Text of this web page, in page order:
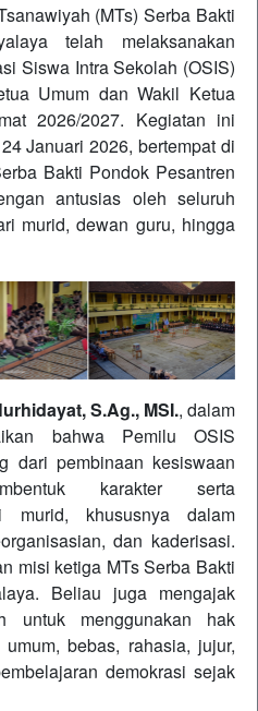
(MTs) Serba Bakti
telah melaksanakan
Siswa Intra Sekolah (OSIS)
Umum dan Wakil Ketua
2026/2027. Kegiatan ini
Januari 2026, bertempat di
Bakti Pondok Pesantren
antusias oleh seluruh
murid, dewan guru, hingga
S.Ag., MSI., dalam
bahwa Pemilu OSIS
dari pembinaan kesiswaan
karakter serta
murid, khususnya dalam
dan kaderisasi.
misi ketiga MTs Serba Bakti
Beliau juga mengajak
untuk menggunakan hak
bebas, rahasia, jujur,
demokrasi sejak